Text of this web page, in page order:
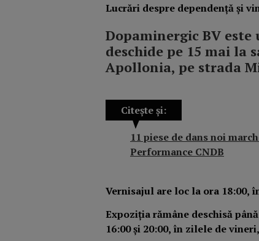
Lucrări despre dependență și
Dopaminergic BV este
deschide pe 15 mai la
Apollonia, pe strada
Citește și:
11 piese de dans noi
Performance CNDB
Vernisajul are loc la ora 18:00,
Expoziția rămâne deschisă
16:00 și 20:00, în zilele de